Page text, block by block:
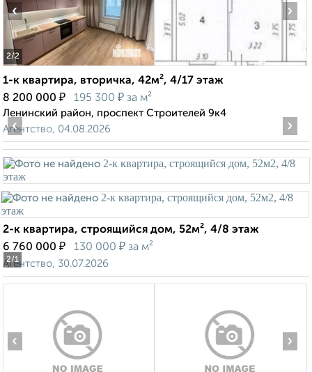
2/2
‹ ›
1-к квартира, вторичка, 42м², 4/17 этаж
8 200 000 ₽ 195 300 ₽ за м²
Ленинский район, проспект Строителей 9к4
Агентство, 04.08.2026
2/1
‹ ›
2-к квартира, строящийся дом, 52м², 4/8 этаж
6 760 000 ₽ 130 000 ₽ за м²
Агентство, 30.07.2026
‹ ›